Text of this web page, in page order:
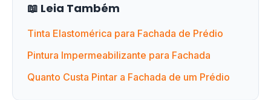
📖 Leia Também
Tinta Elastomérica para Fachada de Prédio
Pintura Impermeabilizante para Fachada
Quanto Custa Pintar a Fachada de um Prédio